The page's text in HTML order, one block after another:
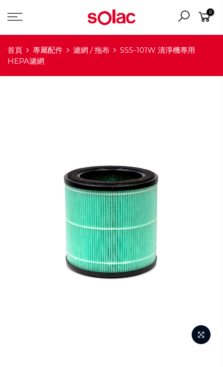
0
首頁 專屬配件 濾網 / 拖布
SSS-101W 清淨機專用
HEPA濾網